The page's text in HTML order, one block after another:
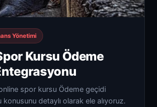
Yönetimi
Kursu Ödeme
spor kursu Ödeme geçidi
detaylı olarak ele alıyoruz.